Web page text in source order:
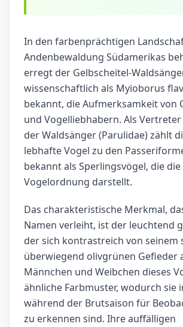
In den farbenprächtigen
Andenbewaldung Südamerikas
erregt der Gelbscheitel-
wissenschaftlich als Myioborus
bekannt, die Aufmerksamkeit von
und Vogelliebhabern. Als
der Waldsänger (Parulidae) zählt
lebhafte Vogel zu den
bekannt als Sperlingsvögel, die
Vogelordnung darstellt.
Das charakteristische Merkmal,
Namen verleiht, ist der leuchtend
der sich kontrastreich von seinem
überwiegend olivgrünen Gefieder
Männchen und Weibchen dieses
ähnliche Farbmuster, wodurch sie
während der Brutsaison für
zu erkennen sind. Ihre auffälligen